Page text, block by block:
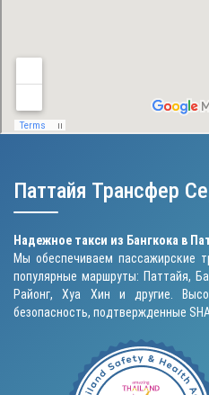
Паттайя Трансфер
Надежное такси из Бангкока в
Мы обеспечиваем пассажирские
популярные маршруты: Паттайя,
Районг, Хуа Хин и другие.
безопасность, подтвержденные